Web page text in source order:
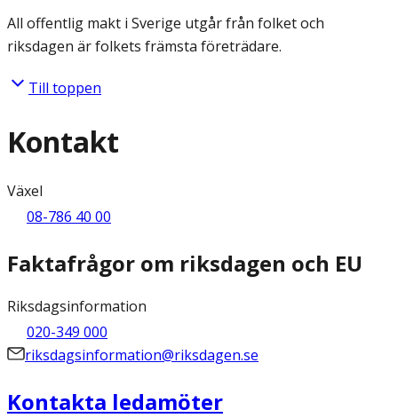
All offentlig makt i Sverige utgår från folket och
riksdagen är folkets främsta företrädare.
Till toppen
Kontakt
Växel
08-786 40 00
Faktafrågor om riksdagen och EU
Riksdagsinformation
020-349 000
riksdagsinformation@riksdagen.se
Kontakta ledamöter